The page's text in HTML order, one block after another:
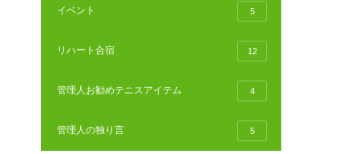
イベント 5
リハート合宿 12
管理人お勧めテニスアイテム 4
管理人の独り言 5